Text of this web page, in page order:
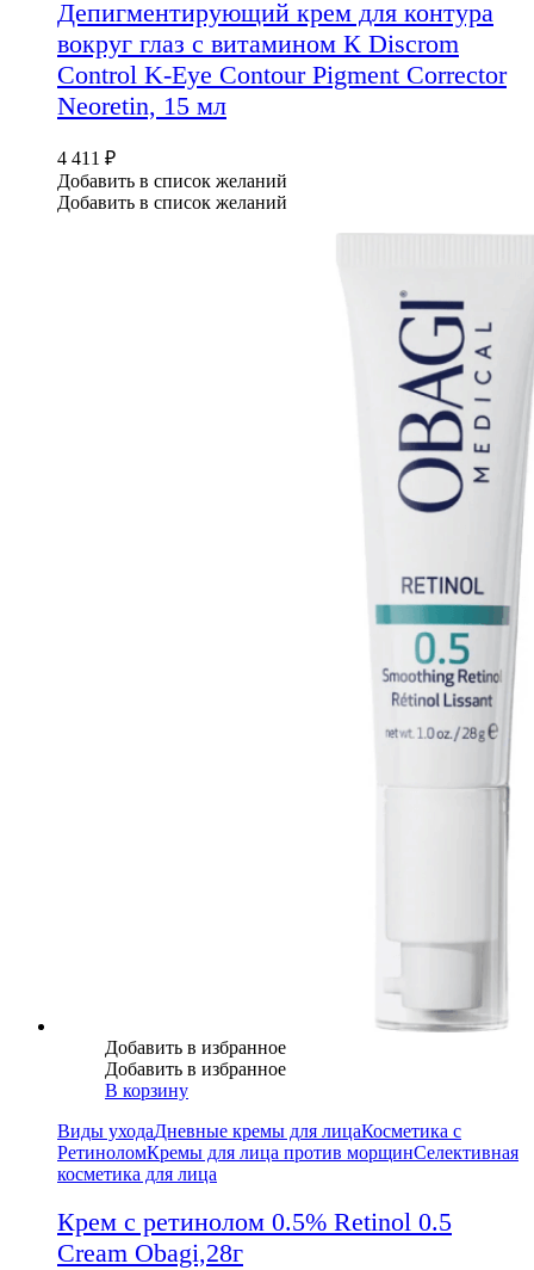
Депигментирующий крем для контура
вокруг глаз с витамином К Discrom
Control K-Eye Contour Pigment Corrector
Neoretin, 15 мл
4 411 ₽
Добавить в список желаний
Добавить в список желаний
Добавить в избранное
Добавить в избранное
В корзину
Виды уходаДневные кремы для лицаКосметика с
РетиноломКремы для лица против морщинСелективная
косметика для лица
Крем с ретинолом 0.5% Retinol 0.5
Cream Obagi,28г